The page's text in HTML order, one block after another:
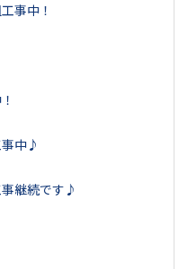
事中！
事中♪
事継続です♪